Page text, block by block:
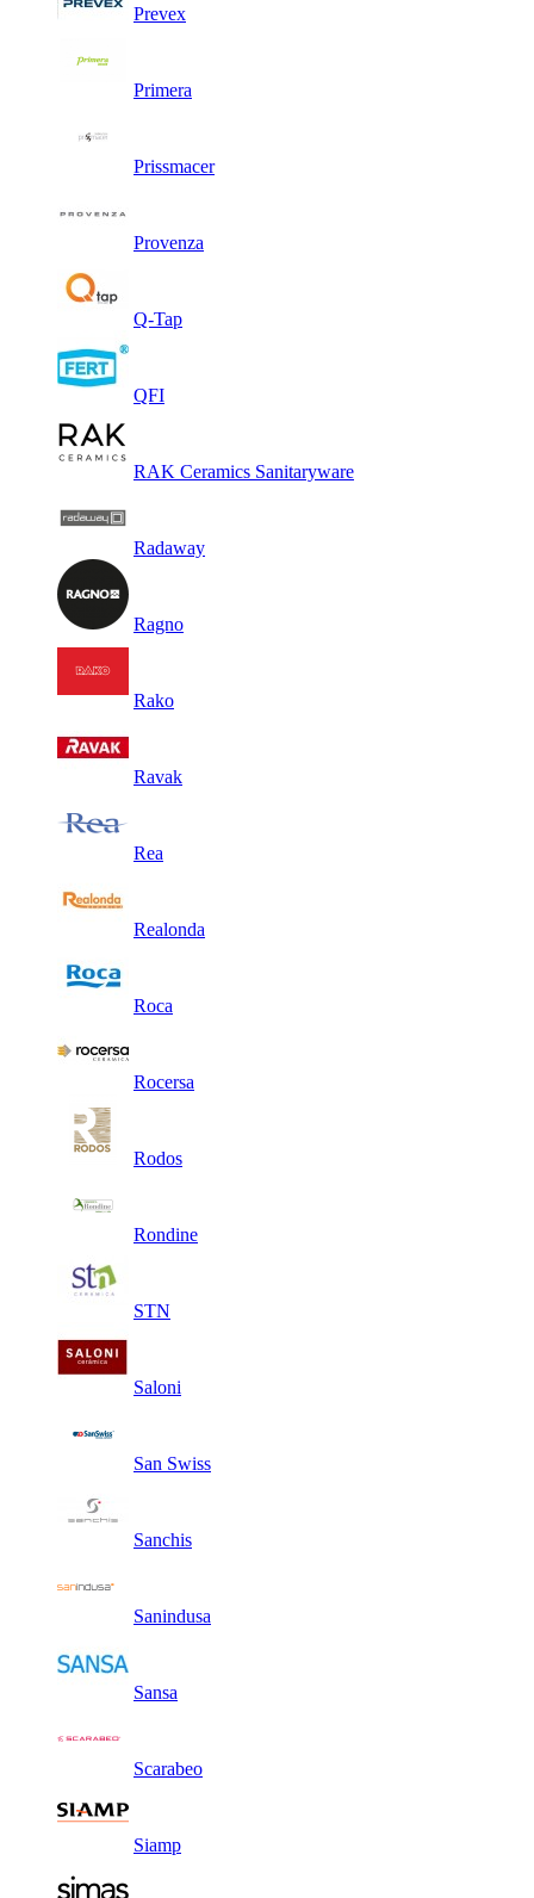
Prevex
Primera
Prissmacer
Provenza
Q-Tap
QFI
RAK Ceramics Sanitaryware
Radaway
Ragno
Rako
Ravak
Rea
Realonda
Roca
Rocersa
Rodos
Rondine
STN
Saloni
San Swiss
Sanchis
Sanindusa
Sansa
Scarabeo
Siamp